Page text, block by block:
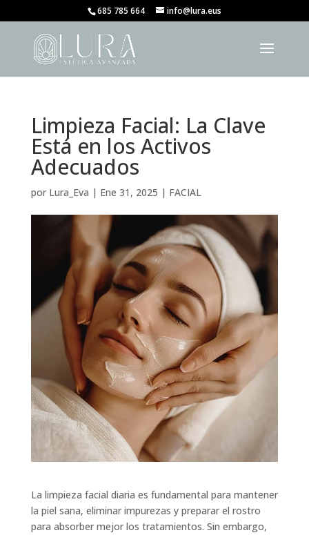
685 785 664 info@lura.eus
Limpieza Facial: La Clave
Está en los Activos
Adecuados
por Lura_Eva | Ene 31, 2025 | FACIAL
La limpieza facial diaria es fundamental para mantener
la piel sana, eliminar impurezas y preparar el rostro
para absorber mejor los tratamientos. Sin embargo,